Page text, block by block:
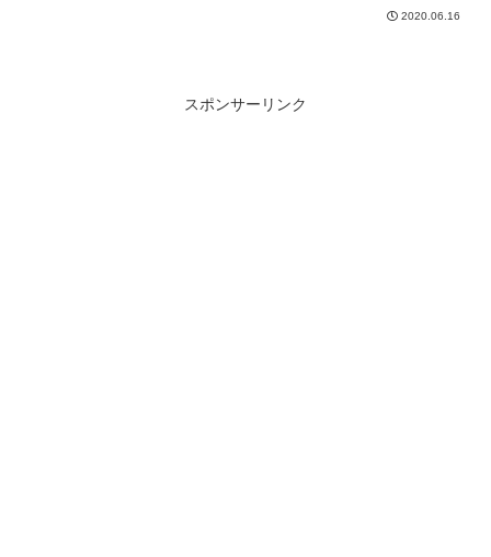
2020.06.16
スポンサーリンク